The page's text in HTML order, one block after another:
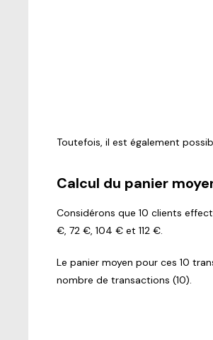
Toutefois, il est également
Calcul du panier
Considérons que 10 clients
€, 72 €, 104 € et 112 €.
Le panier moyen pour ces 10
nombre de transactions (10).